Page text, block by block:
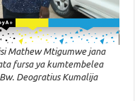
Mathew Mtigumwe jana
fursa ya kumtembelea
Deogratius Kumalija